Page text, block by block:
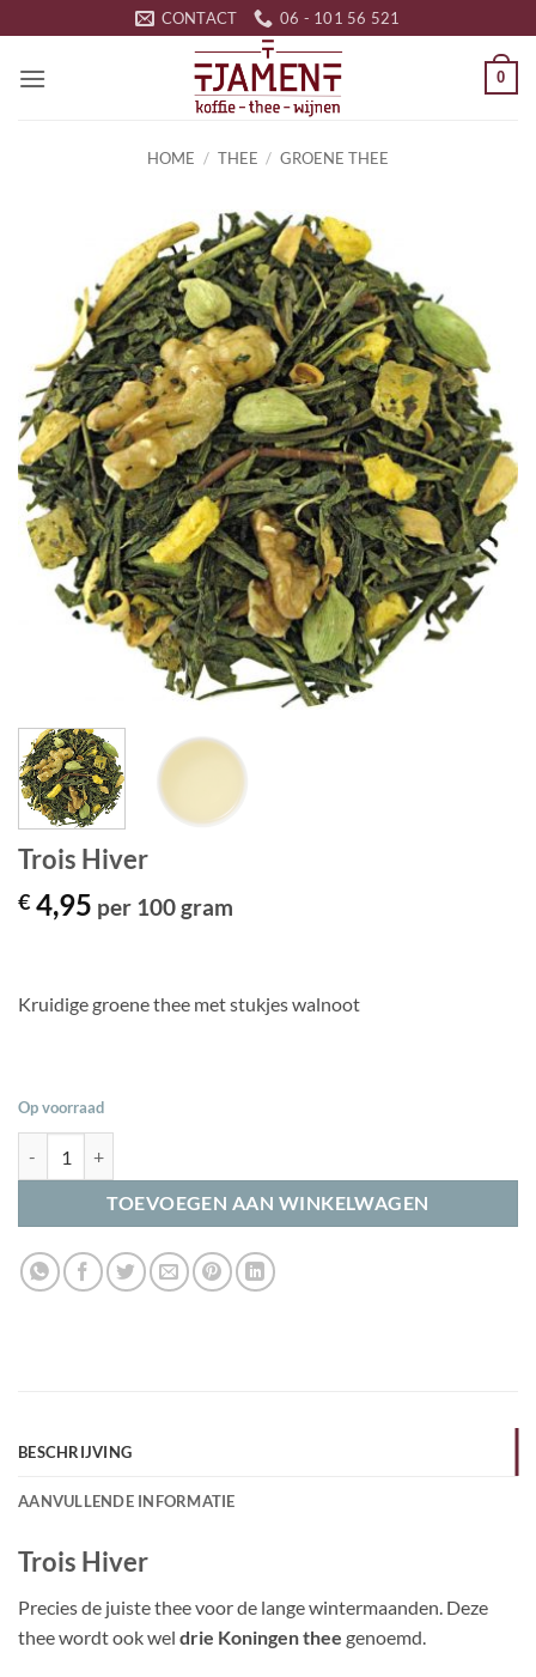
naar
inhoud
CONTACT 06 - 101 56 521
0
HOME / THEE / GROENE THEE
Trois Hiver
€ 4,95 per 100 gram
Kruidige groene thee met stukjes walnoot
Op voorraad
TOEVOEGEN AAN WINKELWAGEN
BESCHRIJVING
AANVULLENDE INFORMATIE
Trois Hiver
Precies de juiste thee voor de lange wintermaanden. Deze
thee wordt ook wel drie Koningen thee genoemd.